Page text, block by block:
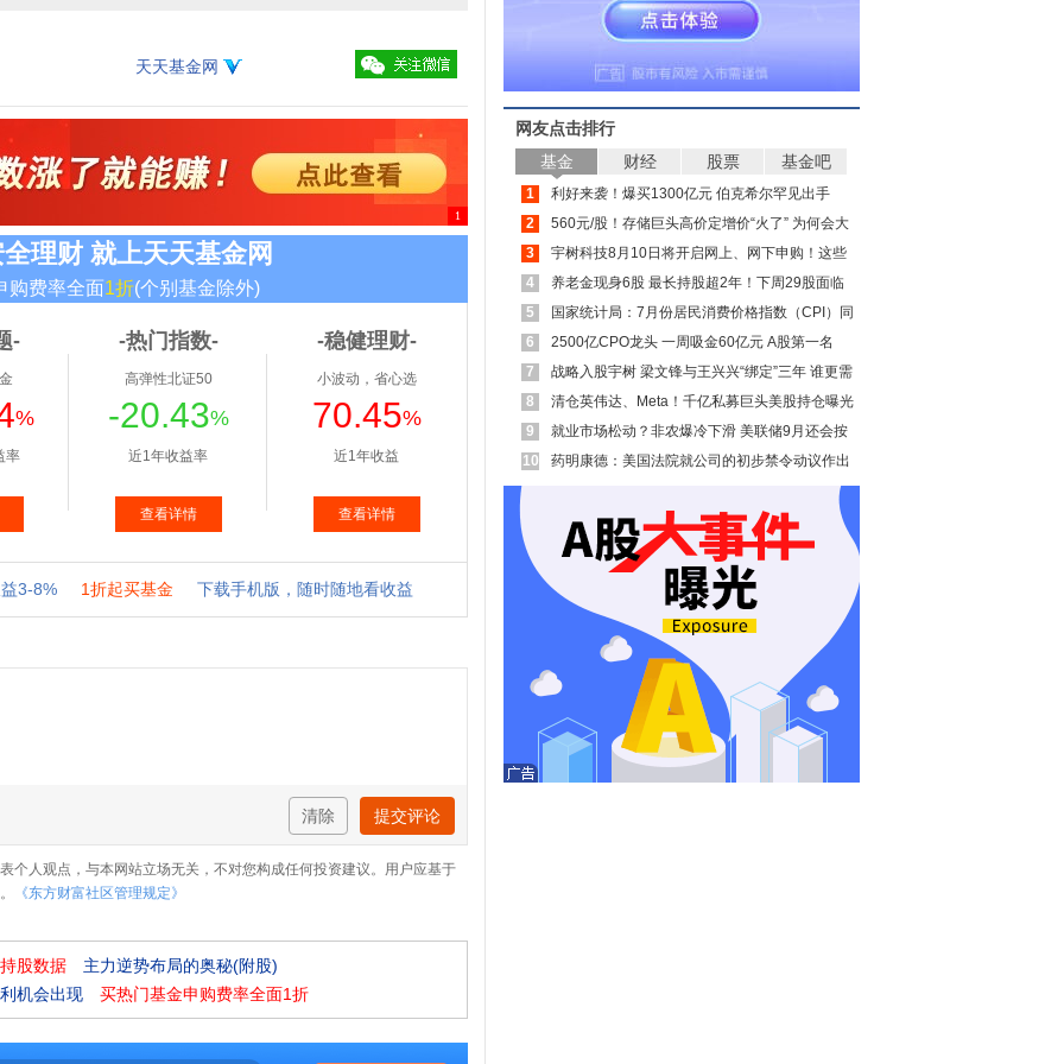
天天基金网
清除 提交评论
个人观点，与本网站立场无关，不对您构成任何投资建议。用户应基于
《东方财富社区管理规定》
股数据
主力逆势布局的奥秘(附股)
机会出现
买热门基金申购费率全面1折
网友点击排行
基金
财经 股票 基金吧
1
利好来袭！爆买1300亿元 伯克希尔罕见出手
2
560元/股！存储巨头高价定增价“火了” 为何会大
幅溢价？
3
宇树科技8月10日将开启网上、网下申购！这些
公司受益
4
养老金现身6股 最长持股超2年！下周29股面临
解禁（附股）
5
国家统计局：7月份居民消费价格指数（CPI）同
比上涨0.5%
6
2500亿CPO龙头 一周吸金60亿元 A股第一名
7
战略入股宇树 梁文锋与王兴兴“绑定”三年 谁更需
要谁？
8
清仓英伟达、Meta！千亿私募巨头美股持仓曝光
9
就业市场松动？非农爆冷下滑 美联储9月还会按
下加息键吗
10
药明康德：美国法院就公司的初步禁令动议作出